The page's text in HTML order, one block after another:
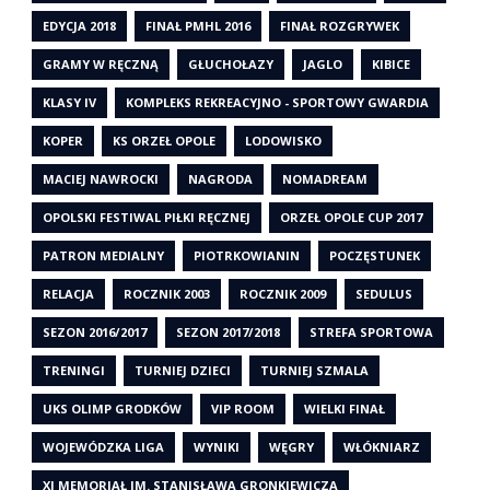
EDYCJA 2018 FINAŁ PMHL 2016 FINAŁ ROZGRYWEK
GRAMY W RĘCZNĄ GŁUCHOŁAZY JAGLO KIBICE
KLASY IV KOMPLEKS REKREACYJNO - SPORTOWY GWARDIA
KOPER KS ORZEŁ OPOLE LODOWISKO
MACIEJ NAWROCKI NAGRODA NOMADREAM
OPOLSKI FESTIWAL PIŁKI RĘCZNEJ ORZEŁ OPOLE CUP 2017
PATRON MEDIALNY PIOTRKOWIANIN POCZĘSTUNEK
RELACJA ROCZNIK 2003 ROCZNIK 2009 SEDULUS
SEZON 2016/2017 SEZON 2017/2018 STREFA SPORTOWA
TRENINGI TURNIEJ DZIECI TURNIEJ SZMALA
UKS OLIMP GRODKÓW VIP ROOM WIELKI FINAŁ
WOJEWÓDZKA LIGA WYNIKI WĘGRY WŁÓKNIARZ
XI MEMORIAŁ IM. STANISŁAWA GRONKIEWICZA